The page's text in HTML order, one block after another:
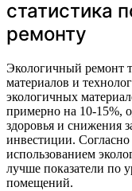
статистика
ремонту
Экологичный ремонт
материалов и
экологичных
примерно на 10-15%,
здоровья и снижения
инвестиции.
использованием
лучше показатели по
помещений.